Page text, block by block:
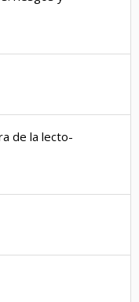
de la lecto-